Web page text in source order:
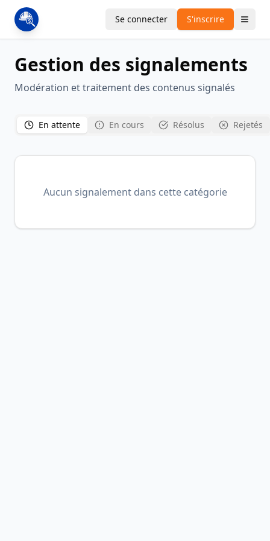
Se connecter S'inscrire
Gestion des signalements
Modération et traitement des contenus signalés
En attente En cours Résolus Rejetés
Aucun signalement dans cette catégorie